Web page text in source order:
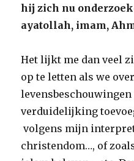
hij zich nu
ayatollah, imam,
Het lijkt me dan veel
op te letten als we
verduidelijking
volgens mijn
christendom…, of